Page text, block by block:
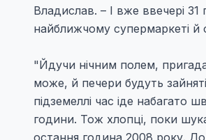
Владислав. – І вже ввечері
найближчому супермаркеті й
"Йдучи нічним полем,
може, й печери будуть
підземеллі час іде
години. Тож хлопці, поки
остання година 2008 року.